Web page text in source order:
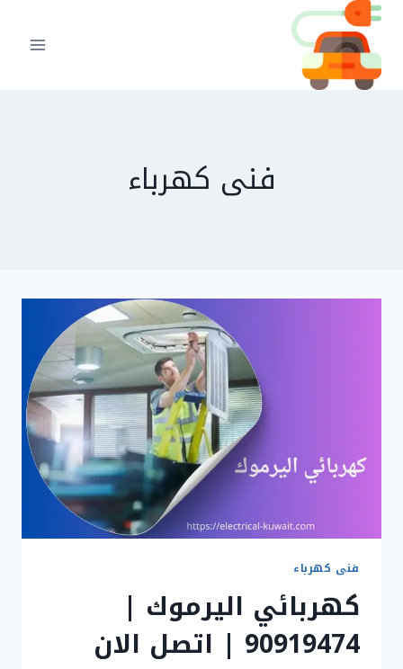
التجاوز
المحتوى
فنى كهرباء
فنى كهرباء
كهربائي اليرموك |
90919474 | اتصل الان